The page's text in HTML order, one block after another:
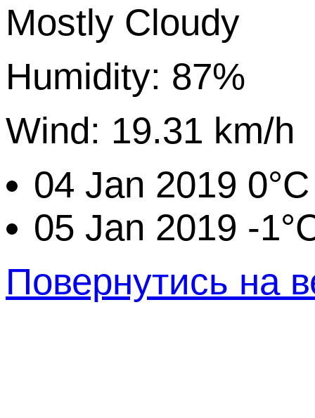
Mostly Cloudy
Humidity: 87%
Wind: 19.31 km/h
04 Jan 2019 0°C
05 Jan 2019 -
Повернутись на